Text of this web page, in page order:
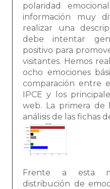
polaridad
información muy
realizar una
debe intentar
positivo para
visitantes. Hemos
ocho emociones
comparación entre
IPCE y los
web. La primera de
análisis de las fichas
Frente a esta
distribución de